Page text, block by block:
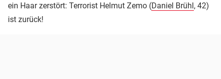
ein Haar zerstört: Terrorist Helmut Zemo (Daniel Brühl, 42)
ist zurück!